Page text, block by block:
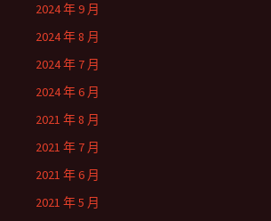
2024 年 9 月
2024 年 8 月
2024 年 7 月
2024 年 6 月
2021 年 8 月
2021 年 7 月
2021 年 6 月
2021 年 5 月